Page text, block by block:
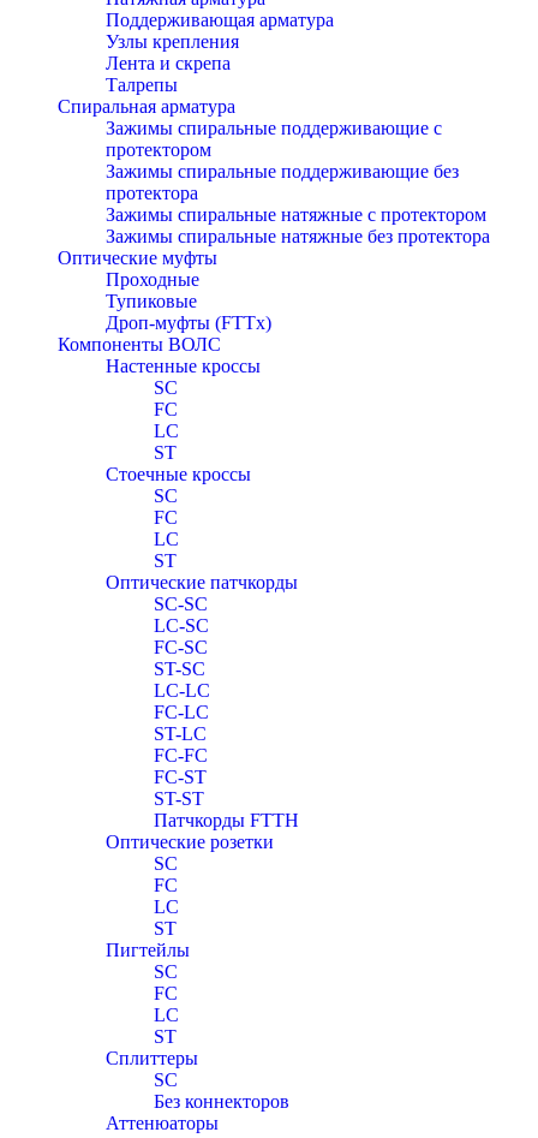
Поддерживающая арматура
Узлы крепления
Лента и скрепа
Талрепы
Спиральная арматура
Зажимы спиральные поддерживающие с
протектором
Зажимы спиральные поддерживающие без
протектора
Зажимы спиральные натяжные с протектором
Зажимы спиральные натяжные без протектора
Оптические муфты
Проходные
Тупиковые
Дроп-муфты (FTTx)
Компоненты ВОЛС
Настенные кроссы
SC
FC
LC
ST
Стоечные кроссы
SC
FC
LC
ST
Оптические патчкорды
SC-SC
LC-SC
FC-SC
ST-SC
LC-LC
FC-LC
ST-LC
FC-FC
FC-ST
ST-ST
Патчкорды FTTH
Оптические розетки
SC
FC
LC
ST
Пигтейлы
SC
FC
LC
ST
Сплиттеры
SC
Без коннекторов
Аттенюаторы